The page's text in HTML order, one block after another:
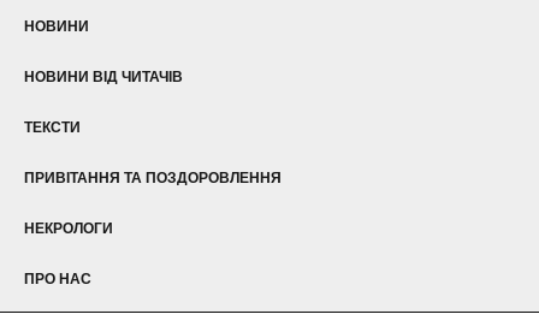
НОВИНИ
НОВИНИ ВІД ЧИТАЧІВ
ТЕКСТИ
ПРИВІТАННЯ ТА ПОЗДОРОВЛЕННЯ
НЕКРОЛОГИ
ПРО НАС